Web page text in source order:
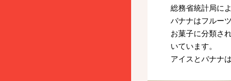
総務省統計局に
バナナはフルー
お菓子に分類さ
いています。
アイスとバナナ